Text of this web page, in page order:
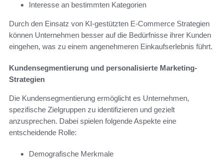
Interesse an bestimmten Kategorien
Durch den Einsatz von KI-gestützten E-Commerce Strategien
können Unternehmen besser auf die Bedürfnisse ihrer Kunden
eingehen, was zu einem angenehmeren Einkaufserlebnis führt.
Kundensegmentierung und personalisierte Marketing-
Strategien
Die Kundensegmentierung ermöglicht es Unternehmen,
spezifische Zielgruppen zu identifizieren und gezielt
anzusprechen. Dabei spielen folgende Aspekte eine
entscheidende Rolle:
Demografische Merkmale